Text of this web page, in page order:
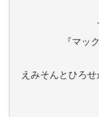
『マッ
えみそんとひろ